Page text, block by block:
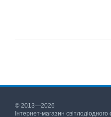
© 2013—2026
Інтернет-магазин